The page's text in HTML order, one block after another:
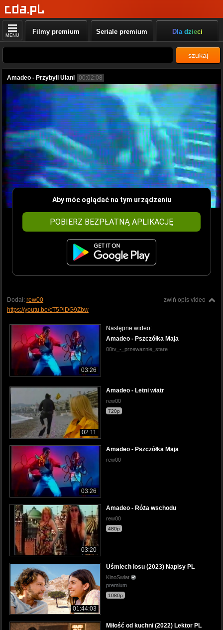
MENU Filmy premium Seriale premium Dla dzieci
szukaj
Amadeo - Przybyli Ułani 00:02:08
Aby móc oglądać na tym urządzeniu
POBIERZ BEZPŁATNĄ APLIKACJĘ
zwiń opis video
Dodał: rew00
https://youtu.be/cT5PlDG9Zbw
03:26
Następne wideo:
Amadeo - Pszczółka Maja
00tv_-_przewaznie_stare
02:11
Amadeo - Letni wiatr
rew00
720p
03:26
Amadeo - Pszczółka Maja
rew00
03:20
Amadeo - Róża wschodu
rew00
480p
01:44:03
Uśmiech losu (2023) Napisy PL
KinoSwiat
premium
1080p
Miłość od kuchni (2022) Lektor PL